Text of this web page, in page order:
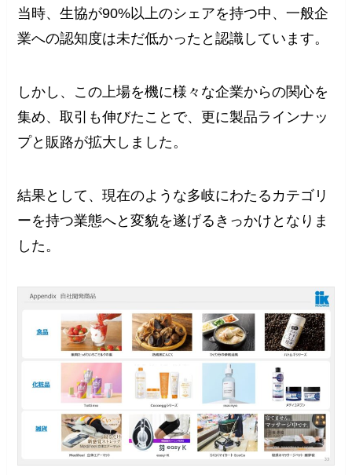
当時、生協が90%以上のシェアを持つ中、一般企
業への認知度は未だ低かったと認識しています。
しかし、この上場を機に様々な企業からの関心を
集め、取引も伸びたことで、更に製品ラインナッ
プと販路が拡大しました。
結果として、現在のような多岐にわたるカテゴリ
ーを持つ業態へと変貌を遂げるきっかけとなりま
した。